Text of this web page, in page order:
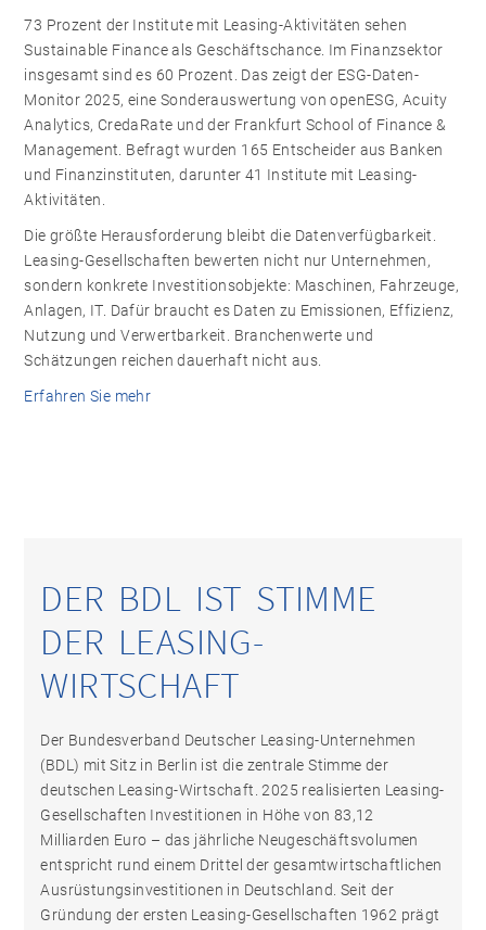
73 Prozent der Institute mit Leasing-Aktivitäten sehen
Sustainable Finance als Geschäftschance. Im Finanzsektor
insgesamt sind es 60 Prozent. Das zeigt der ESG-Daten-
Monitor 2025, eine Sonderauswertung von openESG, Acuity
Analytics, CredaRate und der Frankfurt School of Finance &
Management. Befragt wurden 165 Entscheider aus Banken
und Finanzinstituten, darunter 41 Institute mit Leasing-
Aktivitäten.
Die größte Herausforderung bleibt die Datenverfügbarkeit.
Leasing-Gesellschaften bewerten nicht nur Unternehmen,
sondern konkrete Investitionsobjekte: Maschinen, Fahrzeuge,
Anlagen, IT. Dafür braucht es Daten zu Emissionen, Effizienz,
Nutzung und Verwertbarkeit. Branchenwerte und
Schätzungen reichen dauerhaft nicht aus.
Erfahren Sie mehr
DER BDL IST STIMME
DER LEASING-
WIRTSCHAFT
Der Bundesverband Deutscher Leasing-Unternehmen
(BDL) mit Sitz in Berlin ist die zentrale Stimme der
deutschen Leasing-Wirtschaft. 2025 realisierten Leasing-
Gesellschaften Investitionen in Höhe von 83,12
Milliarden Euro – das jährliche Neugeschäftsvolumen
entspricht rund einem Drittel der gesamtwirtschaftlichen
Ausrüstungsinvestitionen in Deutschland. Seit der
Gründung der ersten Leasing-Gesellschaften 1962 prägt